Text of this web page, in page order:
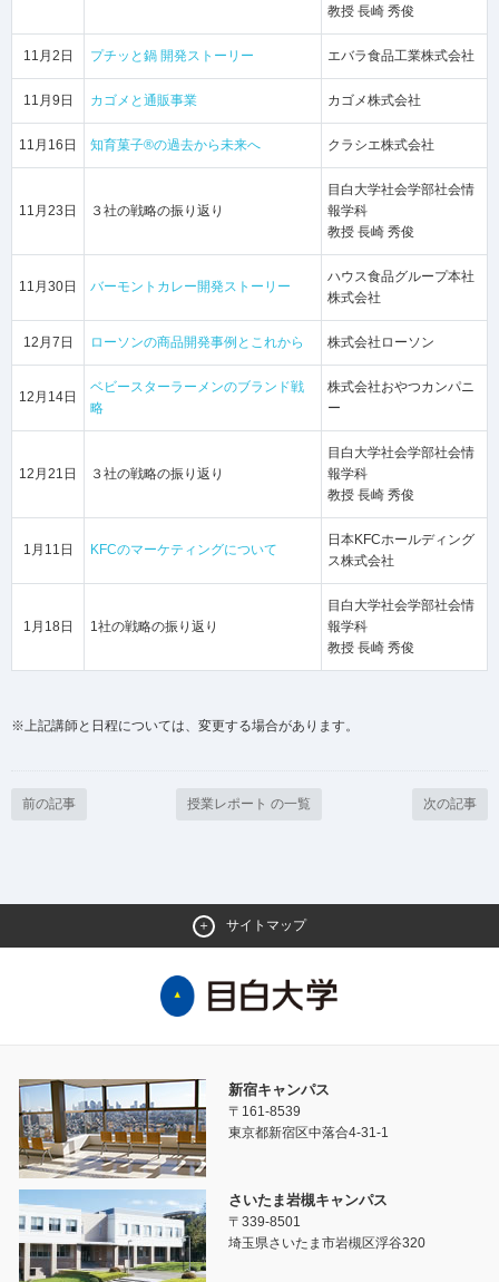
教授 長崎 秀俊
11月2日 プチッと鍋 開発ストーリー エバラ食品工業株式会社
11月9日 カゴメと通販事業 カゴメ株式会社
11月16日 知育菓子®の過去から未来へ クラシエ株式会社
11月23日 ３社の戦略の振り返り
目白大学社会学部社会情
報学科
教授 長崎 秀俊
11月30日 バーモントカレー開発ストーリー
ハウス食品グループ本社
株式会社
12月7日 ローソンの商品開発事例とこれから 株式会社ローソン
12月14日
ベビースターラーメンのブランド戦
略
株式会社おやつカンパニ
ー
12月21日 ３社の戦略の振り返り
目白大学社会学部社会情
報学科
教授 長崎 秀俊
1月11日 KFCのマーケティングについて
日本KFCホールディング
ス株式会社
1月18日 1社の戦略の振り返り
目白大学社会学部社会情
報学科
教授 長崎 秀俊
※上記講師と日程については、変更する場合があります。
前の記事 授業レポート の一覧 次の記事
サイトマップ
新宿キャンパス
〒161-8539
東京都新宿区中落合4-31-1
さいたま岩槻キャンパス
〒339-8501
埼玉県さいたま市岩槻区浮谷320